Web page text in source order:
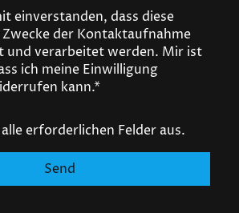
einverstanden, dass diese
der Kontaktaufnahme
und verarbeitet werden. Mir ist
ich meine Einwilligung
kann.*
erforderlichen Felder aus.
Send